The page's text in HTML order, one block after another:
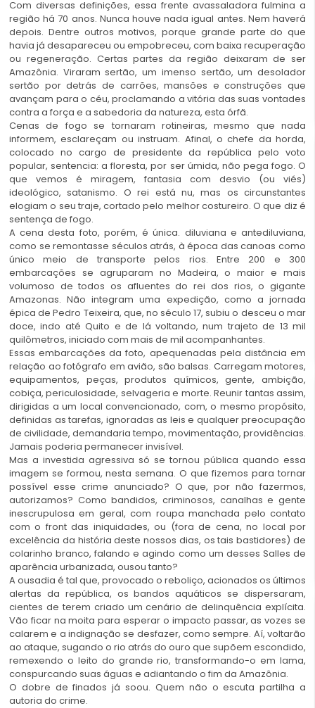
Com diversas definições, essa frente avassaladora fulmina a
região há 70 anos. Nunca houve nada igual antes. Nem haverá
depois. Dentre outros motivos, porque grande parte do que
havia já desapareceu ou empobreceu, com baixa recuperação
ou regeneração. Certas partes da região deixaram de ser
Amazônia. Viraram sertão, um imenso sertão, um desolador
sertão por detrás de carrões, mansões e construções que
avançam para o céu, proclamando a vitória das suas vontades
contra a força e a sabedoria da natureza, esta órfã.
Cenas de fogo se tornaram rotineiras, mesmo que nada
informem, esclareçam ou instruam. Afinal, o chefe da horda,
colocado no cargo de presidente da república pelo voto
popular, sentencia: a floresta, por ser úmida, não pega fogo. O
que vemos é miragem, fantasia com desvio (ou viés)
ideológico, satanismo. O rei está nu, mas os circunstantes
elogiam o seu traje, cortado pelo melhor costureiro. O que diz é
sentença de fogo.
A cena desta foto, porém, é única. diluviana e antediluviana,
como se remontasse séculos atrás, à época das canoas como
único meio de transporte pelos rios. Entre 200 e 300
embarcações se agruparam no Madeira, o maior e mais
volumoso de todos os afluentes do rei dos rios, o gigante
Amazonas. Não integram uma expedição, como a jornada
épica de Pedro Teixeira, que, no século 17, subiu o desceu o mar
doce, indo até Quito e de lá voltando, num trajeto de 13 mil
quilômetros, iniciado com mais de mil acompanhantes.
Essas embarcações da foto, apequenadas pela distância em
relação ao fotógrafo em avião, são balsas. Carregam motores,
equipamentos, peças, produtos químicos, gente, ambição,
cobiça, periculosidade, selvageria e morte. Reunir tantas assim,
dirigidas a um local convencionado, com, o mesmo propósito,
definidas as tarefas, ignoradas as leis e qualquer preocupação
de civilidade, demandaria tempo, movimentação, providências.
Jamais poderia permanecer invisível.
Mas a investida agressiva só se tornou pública quando essa
imagem se formou, nesta semana. O que fizemos para tornar
possível esse crime anunciado? O que, por não fazermos,
autorizamos? Como bandidos, criminosos, canalhas e gente
inescrupulosa em geral, com roupa manchada pelo contato
com o front das iniquidades, ou (fora de cena, no local por
excelência da história deste nossos dias, os tais bastidores) de
colarinho branco, falando e agindo como um desses Salles de
aparência urbanizada, ousou tanto?
A ousadia é tal que, provocado o reboliço, acionados os últimos
alertas da república, os bandos aquáticos se dispersaram,
cientes de terem criado um cenário de delinquência explícita.
Vão ficar na moita para esperar o impacto passar, as vozes se
calarem e a indignação se desfazer, como sempre. Aí, voltarão
ao ataque, sugando o rio atrás do ouro que supõem escondido,
remexendo o leito do grande rio, transformando-o em lama,
conspurcando suas águas e adiantando o fim da Amazônia.
O dobre de finados já soou. Quem não o escuta partilha a
autoria do crime.